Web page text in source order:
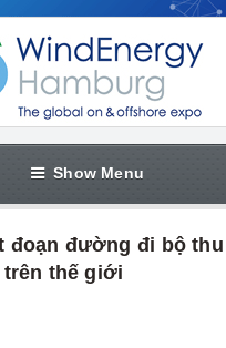
Show Menu
đoạn đường đi bộ
trên thế giới